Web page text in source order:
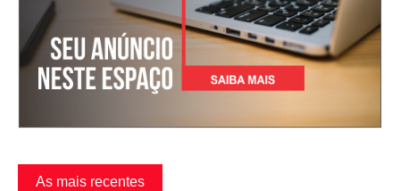
As mais recentes